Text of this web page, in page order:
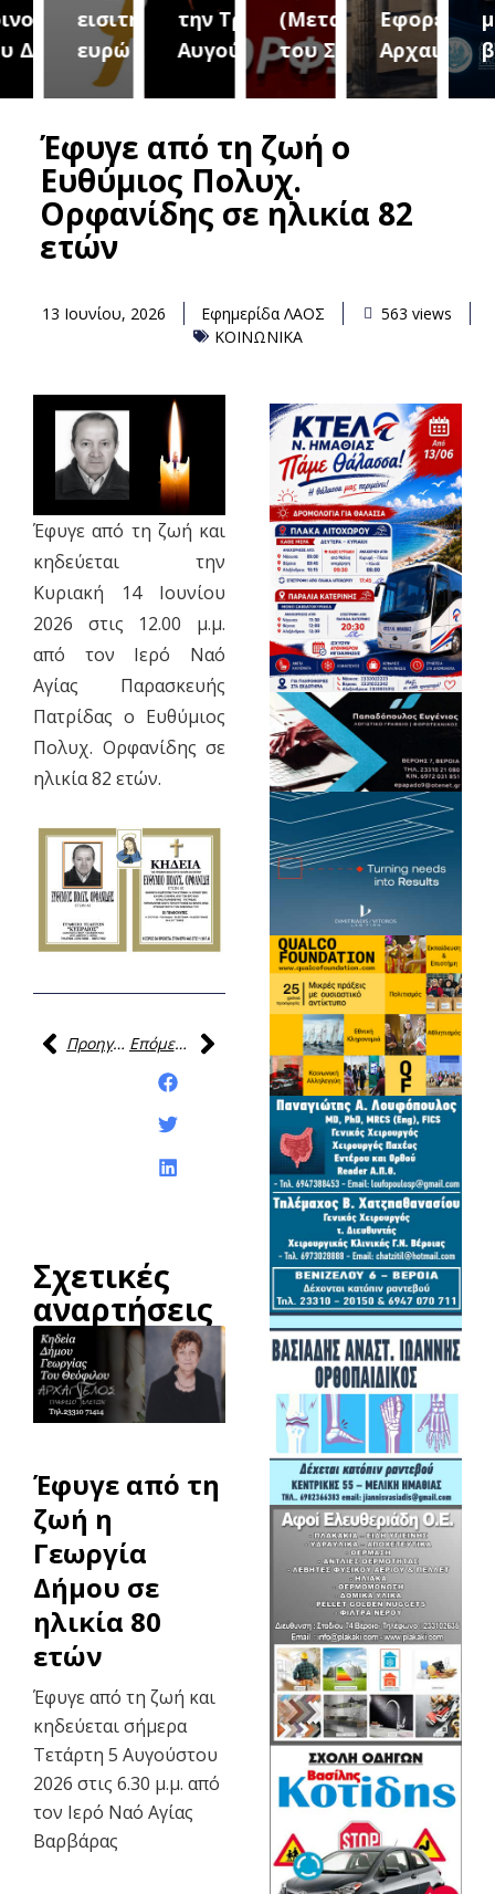
εισιτήριο 2
ευρώ
την Τρίτη 18
Αυγούστου
(Μεταμόρφωση
του Σωτήρος)
Εφορεία
Αρχαιοτήτων
Έφυγε από τη ζωή ο
Ευθύμιος Πολυχ.
Ορφανίδης σε ηλικία 82
ετών
13 Ιουνίου, 2026 Εφημερίδα ΛΑΟΣ
563 views
ΚΟΙΝΩΝΙΚΑ
Έφυγε από τη ζωή και
κηδεύεται την
Κυριακή 14 Ιουνίου
2026 στις 12.00 μ.μ.
από τον Ιερό Ναό
Αγίας Παρασκευής
Πατρίδας ο Ευθύμιος
Πολυχ. Ορφανίδης σε
ηλικία 82 ετών.
Προηγούμενη
Επόμενη
Σχετικές
αναρτήσεις
Έφυγε από τη
ζωή η
Γεωργία
Δήμου σε
ηλικία 80
ετών
Έφυγε από τη ζωή και
κηδεύεται σήμερα
Τετάρτη 5 Αυγούστου
2026 στις 6.30 μ.μ. από
τον Ιερό Ναό Αγίας
Βαρβάρας